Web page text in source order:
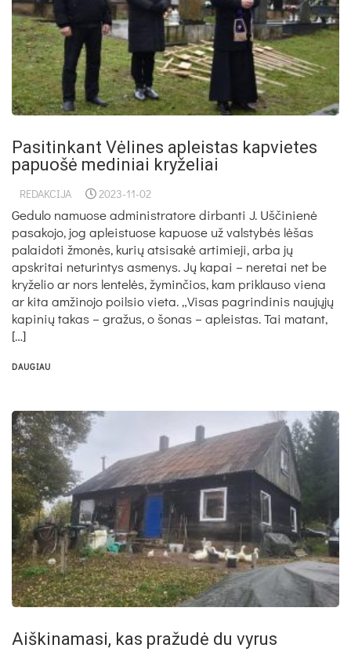
Pasitinkant Vėlines apleistas kapvietes
papuošė mediniai kryželiai
REDAKCIJA 2023-11-02
Gedulo namuose administratore dirbanti J. Uščinienė
pasakojo, jog apleistuose kapuose už valstybės lėšas
palaidoti žmonės, kurių atsisakė artimieji, arba jų
apskritai neturintys asmenys. Jų kapai – neretai net be
kryželio ar nors lentelės, žyminčios, kam priklauso viena
ar kita amžinojo poilsio vieta. „Visas pagrindinis naujųjų
kapinių takas – gražus, o šonas – apleistas. Tai matant,
[…]
DAUGIAU
Aiškinamasi, kas pražudė du vyrus